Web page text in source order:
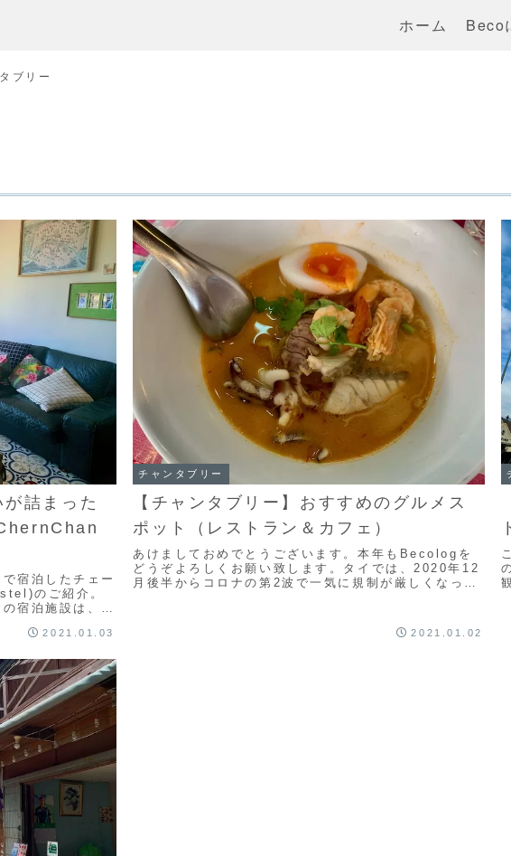
ホーム Beco
ブリー
が詰まった
宿泊したチェー
のご紹介。
宿泊施設は、一
2021.01.03
チャンタブリー
【チャンタブリー】おすすめのグルメス
ポット（レストラン＆カフェ）
あけましておめでとうございます。本年もBecologを
どうぞよろしくお願い致します。タイでは、2020年12
月後半からコロナの第2波で一気に規制が厳しくなっ
2021.01.02